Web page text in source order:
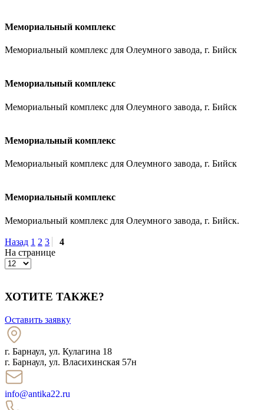
Мемориальный комплекс
Мемориальный комплекс для Олеумного завода, г. Бийск
Мемориальный комплекс
Мемориальный комплекс для Олеумного завода, г. Бийск
Мемориальный комплекс
Мемориальный комплекс для Олеумного завода, г. Бийск
Мемориальный комплекс
Мемориальный комплекс для Олеумного завода, г. Бийск.
Назад 1 2 3
4
На странице
ХОТИТЕ ТАКЖЕ?
Оставить заявку
г. Барнаул, ул. Кулагина 18
г. Барнаул, ул. Власихинская 57н
info@antika22.ru